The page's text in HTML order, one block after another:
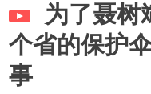
为了聂树
个省的保护
事